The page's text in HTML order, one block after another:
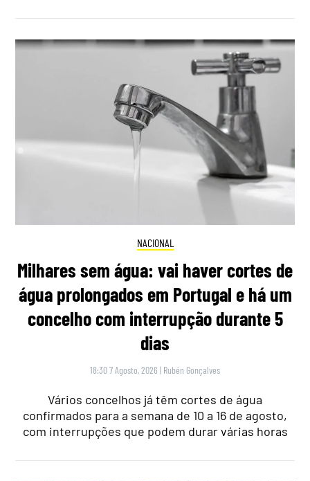
NACIONAL
Milhares sem água: vai haver cortes de
água prolongados em Portugal e há um
concelho com interrupção durante 5
dias
18:30 7 Agosto, 2026 | Rubén Gonçalves
Vários concelhos já têm cortes de água
confirmados para a semana de 10 a 16 de agosto,
com interrupções que podem durar várias horas